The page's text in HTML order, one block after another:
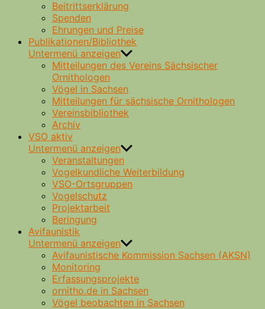
Beitrittserklärung
Spenden
Ehrungen und Preise
Publikationen/Bibliothek
Untermenü anzeigen
Mitteilungen des Vereins Sächsischer
Ornithologen
Vögel in Sachsen
Mitteilungen für sächsische Ornithologen
Vereinsbibliothek
Archiv
VSO aktiv
Untermenü anzeigen
Veranstaltungen
Vogelkundliche Weiterbildung
VSO-Ortsgruppen
Vogelschutz
Projektarbeit
Beringung
Avifaunistik
Untermenü anzeigen
Avifaunistische Kommission Sachsen (AKSN)
Monitoring
Erfassungsprojekte
ornitho.de in Sachsen
Vögel beobachten in Sachsen